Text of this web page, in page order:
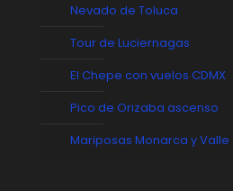
Nevado de Toluca
Tour de Luciernagas
El Chepe con vuelos CDMX
Pico de Orizaba ascenso
Mariposas Monarca y Valle